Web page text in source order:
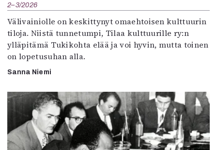
2–3/2026
Välivainiolle on keskittynyt omaehtoisen kulttuurin
tiloja. Niistä tunnetumpi, Tilaa kulttuurille ry:n
ylläpitämä Tukikohta elää ja voi hyvin, mutta toinen
on lopetusuhan alla.
Sanna Niemi